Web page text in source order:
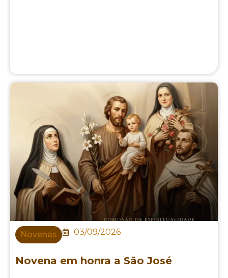
Novenas 03/09/2026
Novena em honra a São José